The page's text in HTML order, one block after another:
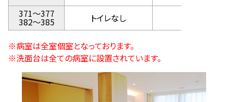
371～377
382～385 トイレなし
※病室は全室個室となっております。
※洗面台は全ての病室に設置されています。